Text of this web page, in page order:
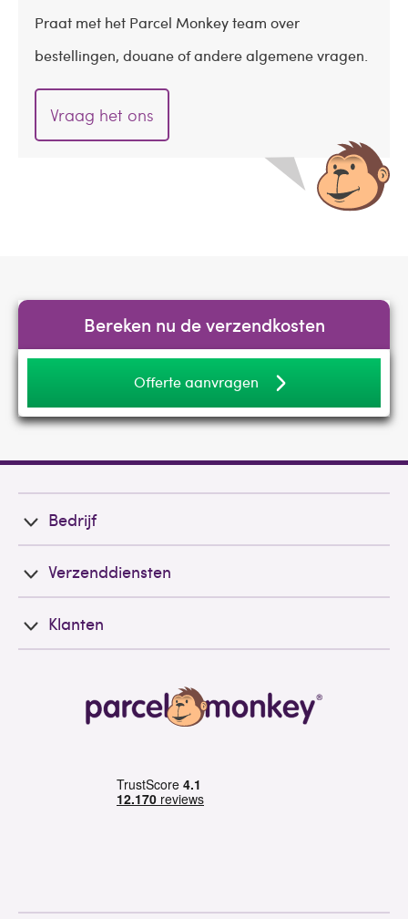
Praat met het Parcel Monkey team over
bestellingen, douane of andere algemene vragen.
Vraag het ons
Bereken nu de verzendkosten
Offerte aanvragen
Bedrijf
Verzenddiensten
Klanten